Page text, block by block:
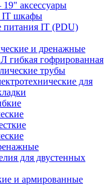
аксессуары
IT шкафы
питания IT (PDU)
и дренажные
гибкая гофрированная
трубы
для
для двустенных
и армированные